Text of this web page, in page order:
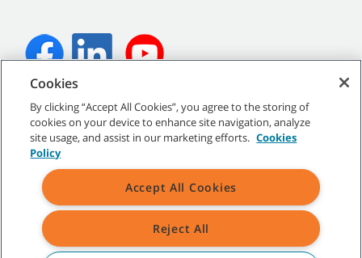
©2026Tennant Company. Tous droits réservés.
Plan du site Conditions d’utilisation
Conditions de vente
Toutes les marques de commerce et tous les logos de Tennant
indiqués sont la propriété de Tennant Company et/ou de ses
Cookies
By clicking “Accept All Cookies”, you agree to the storing of
cookies on your device to enhance site navigation, analyze
site usage, and assist in our marketing efforts. Cookies
Policy
Accept All Cookies
Reject All